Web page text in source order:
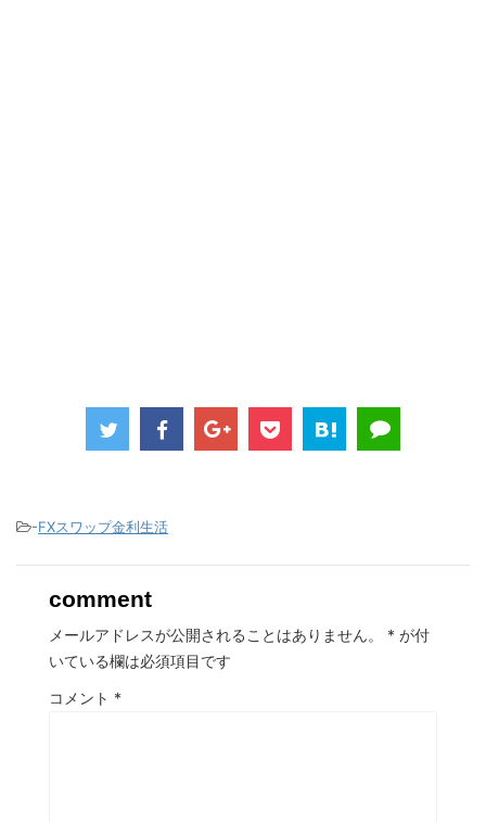
-FXスワップ金利生活
comment
メールアドレスが公開されることはありません。 * が付
いている欄は必須項目です
コメント *